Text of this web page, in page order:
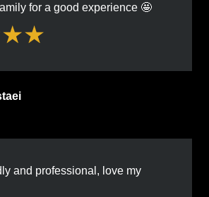
for a good experience 🤩
and professional, love my